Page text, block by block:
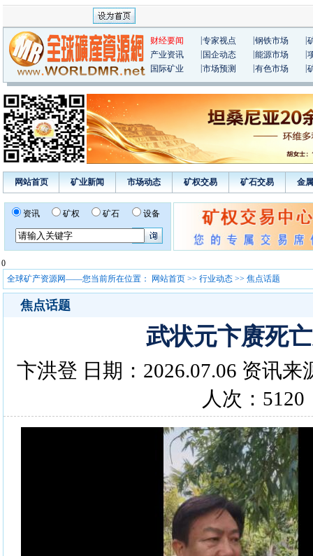
财经要闻 专家视点 钢铁市场
产业资讯
国企动态 能源市场
国际矿业
市场预测 有色市场
网站首页 矿业新闻 市场动态 矿权交易 矿石交易 金
资讯 矿权 矿石 设备
0
全球矿产资源网——您当前所在位置：
网站首页 >> 行业动态 >> 焦点话题
焦点话题
武状元卞赓死
卞洪登 日期：2026.07.06 资讯
人次：5120